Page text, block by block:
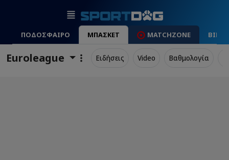
ΠΟΔΟΣΦΑΙΡΟ ΜΠΑΣΚΕΤ MATCHZONE
Euroleague Ειδήσεις Video Βαθμολογία